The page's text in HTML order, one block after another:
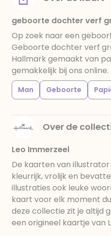
geboorte dochter verf
Op zoek naar een
Geboorte dochter verf
Hallmark gemaakt van
gemakkelijk bij ons online.
Man Geboorte
Over de
Leo Immerzeel
De kaarten van illustrator
kleurrijk, vrolijk en
illustraties ook leuke
kaart voor elk moment
deze collectie zit je altijd
een origineel kaartje van